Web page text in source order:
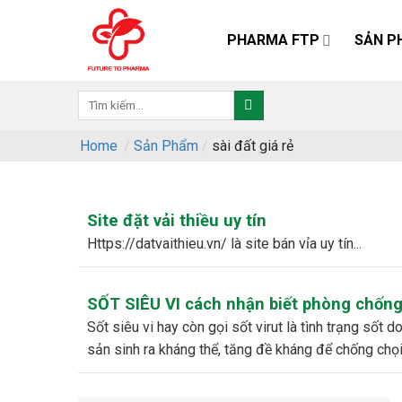
PHARMA FTP SẢN
Home / Sản Phẩm / sài đất giá rẻ
Site đặt vải thiều uy tín
https://datvaithieu.vn/ là site bán vỉa uy tín...
SỐT SIÊU VI cách nhận biết phòng
sốt siêu vi hay còn gọi sốt virut là tình trạng sốt do nhiễm phải những loại vi rút khác nhau. và đây cũng chính là lúc cơ thể bé
sản sinh ra kháng thể, tăng đề kháng để chống